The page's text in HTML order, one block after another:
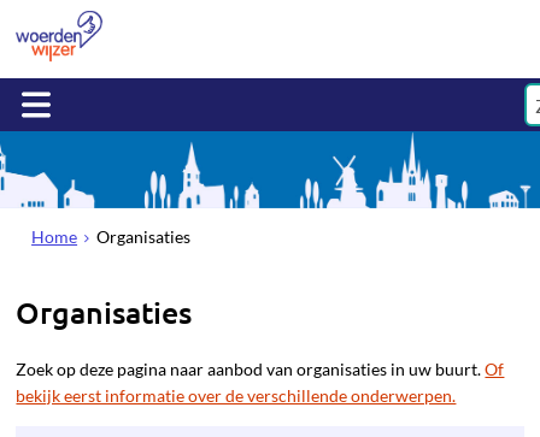
Home Organisaties
Organisaties
Zoek op deze pagina naar aanbod van organisaties in uw buurt.Of
bekijk eerst informatie over de verschillende onderwerpen.